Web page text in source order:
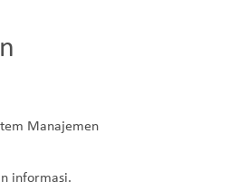
Manajemen
informasi.